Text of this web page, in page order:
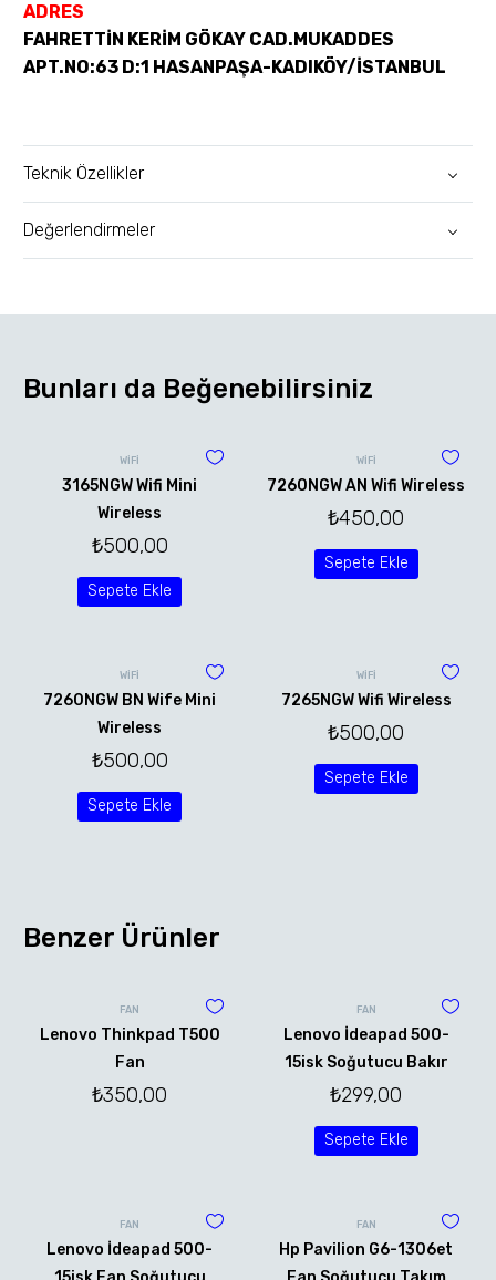
ADRES
FAHRETTİN KERİM GÖKAY CAD.MUKADDES
APT.NO:63 D:1 HASANPAŞA-KADIKÖY/İSTANBUL
Teknik Özellikler
Değerlendirmeler
Bunları da Beğenebilirsiniz
WİFİ
3165NGW Wifi Mini
Wireless
₺500,00
Sepete Ekle
WİFİ
7260NGW AN Wifi Wireless
₺450,00
Sepete Ekle
WİFİ
7260NGW BN Wife Mini
Wireless
₺500,00
Sepete Ekle
WİFİ
7265NGW Wifi Wireless
₺500,00
Sepete Ekle
Benzer Ürünler
FAN
Lenovo Thinkpad T500
Fan
₺350,00
FAN
Lenovo İdeapad 500-
15isk Soğutucu Bakır
₺299,00
Sepete Ekle
FAN
Lenovo İdeapad 500-
FAN
Hp Pavilion G6-1306et